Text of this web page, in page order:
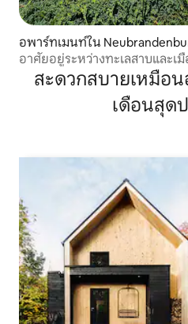
อพาร์ทเมนท์ใน
อาศัยอยู่ระหว่างทะเลสาบและเมื
สะดวกสบายเหมือ
เดือนสุด